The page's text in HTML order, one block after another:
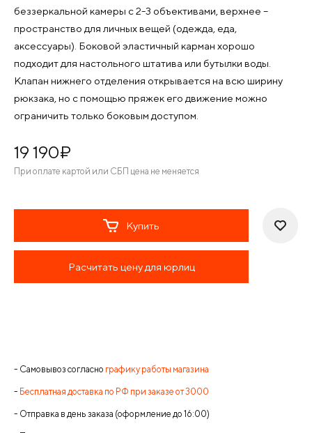
беззеркальной камеры с 2-3 объективами, верхнее –
пространство для личных вещей (одежда, еда,
аксессуары). Боковой эластичный карман хорошо
подходит для настольного штатива или бутылки воды.
Клапан нижнего отделения открывается на всю ширину
рюкзака, но с помощью пряжек его движение можно
ограничить только боковым доступом.
19 190¤
При оплате картой или СБП цена не меняется
Купить
Расчитать цену для юрлиц
- Самовывоз согласно графику работы магазина
- Бесплатная доставка по РФ при заказе от 3000
- Отправка в день заказа (оформление до 16:00)